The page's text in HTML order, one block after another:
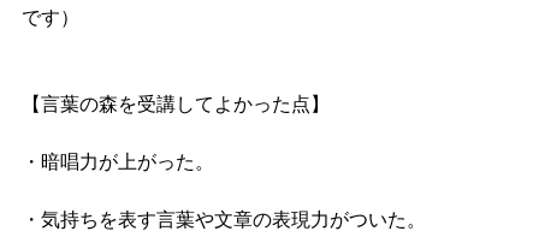
です）
【言葉の森を受講してよかった点】
・暗唱力が上がった。
・気持ちを表す言葉や文章の表現力がついた。